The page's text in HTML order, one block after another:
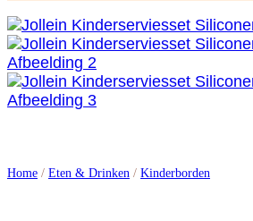
Home / Eten & Drinken / Kinderborden